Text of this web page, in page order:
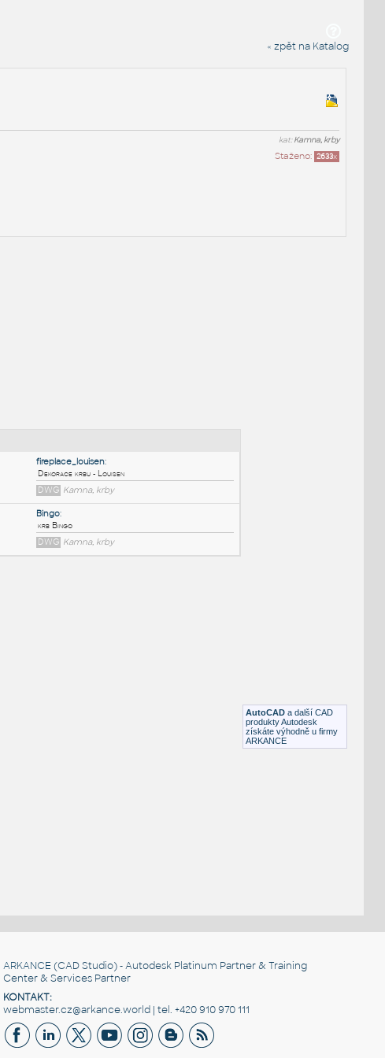
« zpět na Katalog
kat:Kamna, krby
Staženo: 2633x
AutoCAD a další CAD
produkty Autodesk
získáte výhodně u firmy
ARKANCE
ARKANCE (CAD Studio) - Autodesk Platinum Partner & Training
Center & Services Partner
KONTAKT:
webmaster.cz@arkance.world | tel. +420 910 970 111